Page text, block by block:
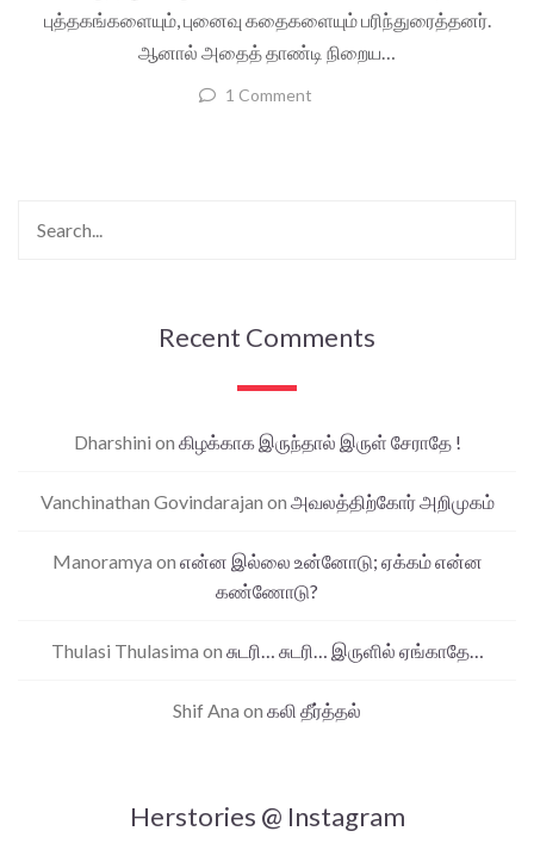
புத்தகங்களையும், புனைவு கதைகளையும் பரிந்துரைத்தனர்.
ஆனால் அதைத் தாண்டி நிறைய…
1 Comment
Recent Comments
Dharshini on கிழக்காக இருந்தால் இருள் சேராதே !
Vanchinathan Govindarajan on அவலத்திற்கோர் அறிமுகம்
Manoramya on என்ன இல்லை உன்னோடு; ஏக்கம் என்ன
கண்ணோடு?
Thulasi Thulasima on சுடரி… சுடரி… இருளில் ஏங்காதே…
Shif Ana on கலி தீர்த்தல்
Herstories @ Instagram